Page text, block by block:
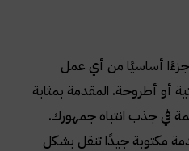
أساسيًا من أي عمل
أو أطروحة. المقدمة بمثابة
في جذب انتباه جمهورك.
مكتوبة جيدًا تنقل بشكل